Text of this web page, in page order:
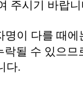
주시기 바랍
이 다를 때
될 수 있으
다.